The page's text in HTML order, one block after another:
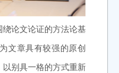
论文论证的方法论基
文章具有较强的原创
别具一格的方式重新